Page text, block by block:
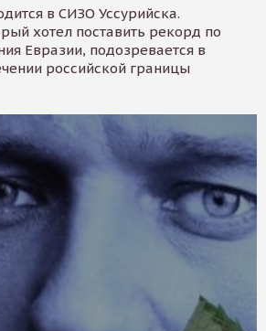
в СИЗО Уссурийска.
хотел поставить рекорд по
Евразии, подозревается в
российской границы